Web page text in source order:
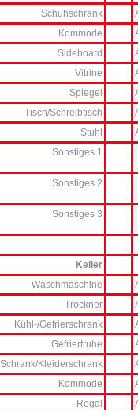
Schuhschrank
Kommode
Sideboard
Vitrine
Spiegel
Tisch/Schreibtisch
Stuhl
Sonstiges 1
Sonstiges 2
Sonstiges 3
Keller
Waschmaschine
Trockner
Kühl-/Gefrierschrank
Gefriertruhe
Schrank/Kleiderschrank
Kommode
Regal